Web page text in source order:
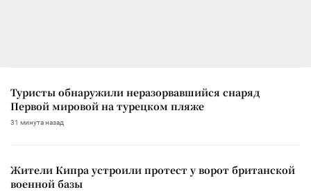
Туристы обнаружили неразорвавшийся снаряд
Первой мировой на турецком пляже
31 минута назад
Жители Кипра устроили протест у ворот британской
военной базы